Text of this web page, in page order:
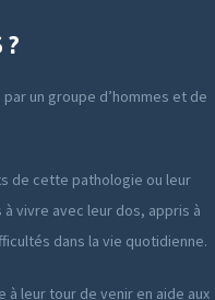
?
un groupe d’hommes et de
de cette pathologie ou leur
vivre avec leur dos, appris à
dans la vie quotidienne.
à leur tour de venir en aide aux